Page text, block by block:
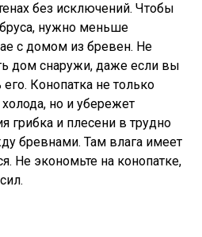
без исключений. Чтобы
нужно меньше
с домом из бревен. Не
дом снаружи, даже если вы
Конопатка не только
но и убережет
грибка и плесени в трудно
бревнами. Там влага имеет
Не экономьте на конопатке,